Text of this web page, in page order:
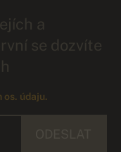
a
se dozvíte
os. údaju.